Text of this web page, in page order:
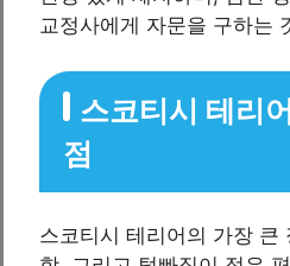
교정사에게 자문을 구하는
스코티시 테리
점
스코티시 테리어의 가장 큰